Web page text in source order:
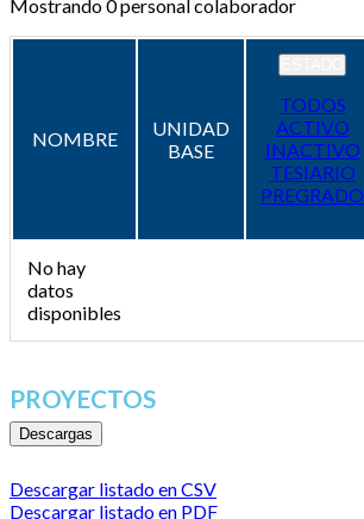
Mostrando0personal colaborador
NOMBRE
UNIDAD
BASE
TODOS
ACTIVO
INACTIVO
TESIARIO
PREGRADO
No hay
datos
disponibles
PROYECTOS
Descargas
Descargar listado en CSV
Descargar listado en PDF